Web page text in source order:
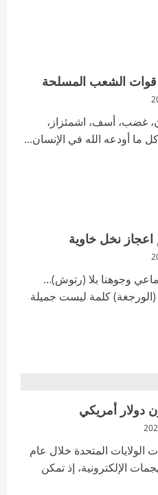
الشعب المسلحة
غضب، أسف، اشمئزاز،
ما أودعه الله في الإنسان...
نخل خاوية
وجوهنا بلا (رتوش)…
كلمة ليست جميلة
المتحدة خلال عام
الإلكترونية، إذ تمكن